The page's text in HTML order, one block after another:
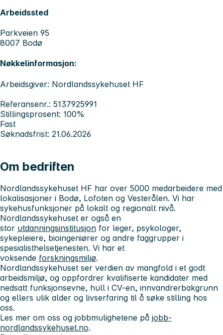
Arbeidssted
Parkveien 95
8007 Bodø
Nøkkelinformasjon:
Arbeidsgiver: Nordlandssykehuset HF
Referansenr.: 5137925991
Stillingsprosent: 100%
Fast
Søknadsfrist: 21.06.2026
Om bedriften
Nordlandssykehuset HF har over 5000 medarbeidere med
lokalisasjoner i Bodø, Lofoten og Vesterålen. Vi har
sykehusfunksjoner på lokalt og regionalt nivå.
Nordlandssykehuset er også en
stor utdanningsinstitusjon for leger, psykologer,
sykepleiere, bioingeniører og andre faggrupper i
spesialisthelsetjenesten. Vi har et
voksende forskningsmiljø.
Nordlandssykehuset ser verdien av mangfold i et godt
arbeidsmiljø, og oppfordrer kvalifiserte kandidater med
nedsatt funksjonsevne, hull i CV-en, innvandrerbakgrunn
og ellers ulik alder og livserfaring til å søke stilling hos
oss.
Les mer om oss og jobbmulighetene på jobb-
nordlandssykehuset.no.